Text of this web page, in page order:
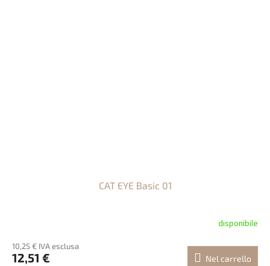
CAT EYE Basic 01
disponibile
10,25 € IVA esclusa
12,51 € Nel carrello